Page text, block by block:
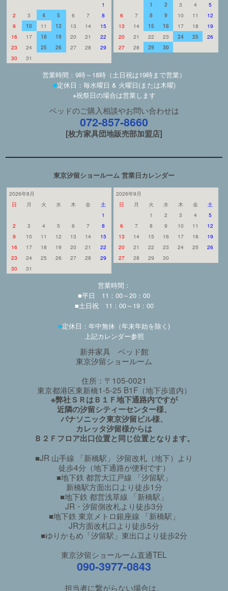
1
2
3 4 5 6 7
8
9
10 11 12 13 14
15
16
17 18 19 20 21
22
23
24 25 26 27 28
29
30
31
1
2 3 4
5
6
7 8 9 10 11
12
13
14 15 16 17 18
19
20
21 22 23 24 25
26
27
28 29 30
営業時間：9時～18時（土日祝は19時まで営業）
■定休日：毎水曜日 & 火曜日(または木曜)
※祝祭日の場合は営業します
ベッドのご購入相談やお問い合わせは
072-857-8660
[枚方家具団地販売部加盟店]
東京汐留ショールーム 営業日カレンダー
2026年8月
日
月 火 水 木 金
土
1
2
3 4 5 6 7
8
9
10 11 12 13 14
15
16
17 18 19 20 21
22
23
24 25 26 27 28
29
30
31
2026年9月
日
月 火 水 木 金
土
1
2 3 4
5
6
7 8 9 10 11
12
13
14 15 16 17 18
19
20
21 22 23 24 25
26
27
28 29 30
営業時間：
■平日 11：00～20：00
■土日祝 11：00～19：00
■定休日：年中無休（年末年始を除く)
上記カレンダー参照
新井家具 ベッド館
東京汐留ショールーム
住所：〒105-0021
東京都港区東新橋1-5-25 B1F（地下歩道内）
※弊社ＳＲはＢ１Ｆ地下通路内ですが
近隣の汐留シティーセンター様、
パナソニック東京汐留ビル様、
カレッタ汐留様からは
Ｂ２Ｆフロア出口位置と同じ位置となります。
■JR 山手線 「新橋駅」 汐留改札（地下）より
徒歩4分（地下通路が便利です）
■地下鉄 都営大江戸線 「汐留駅」
新橋駅方面出口より徒歩1分
■地下鉄 都営浅草線 「新橋駅」
JR・汐留側改札より徒歩3分
■地下鉄 東京メトロ銀座線 「新橋駅」
JR方面改札口より徒歩5分
■ゆりかもめ「汐留駅」東出口より徒歩2分
東京汐留ショールーム直通TEL
090-3977-0843
担当者に繋がらない場合は、